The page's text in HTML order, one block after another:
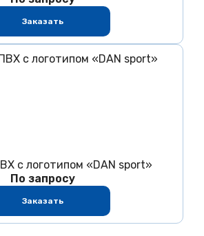
Заказать
с логотипом «DAN sport»
По запросу
Заказать